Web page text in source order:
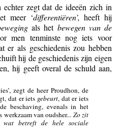
zegt dat de ideeën zich in
meer ‘differentiëren’, heeft hij
als het bewegen van de
men tenminste nog iets voor
er als geschiedenis zou hebben
hij de geschiedenis zijn eigen
hij geeft overal de schuld aan,
zegt de heer Proudhon, de
dat er iets gebeurt, dat er iets
beschaving, evenals in het
werkzaam van oudsher... Zo zit
betreft de hele sociale